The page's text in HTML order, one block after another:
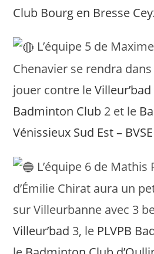
Club Bourg en Bresse
L’équipe 5 de
Chenavier se rendra
jouer contre leVilleur’bad
Badminton Club 2 et le
Vénissieux Sud Est –
L’équipe 6 de Mathis
d’Émilie Chirat aura un
sur Villeurbanne avec 3
Villeur’bad 3, le PLVPB